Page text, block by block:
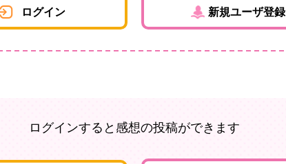
ログイン 新規ユーザ登録
ログインすると感想の投稿ができます